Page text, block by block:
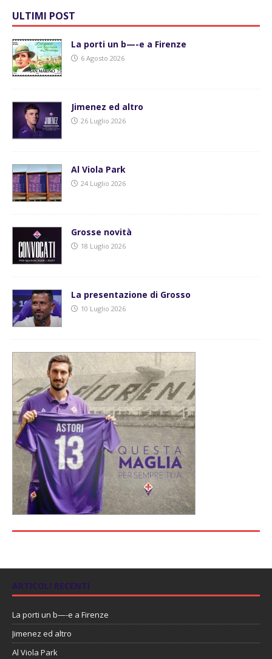
ULTIMI POST
La porti un b—-e a Firenze
6 Agosto 2026
Jimenez ed altro
26 Luglio 2026
Al Viola Park
24 Luglio 2026
Grosse novità
18 Luglio 2026
La presentazione di Grosso
10 Luglio 2026
ARTICOLI RECENTI
La porti un b—-e a Firenze
Jimenez ed altro
Al Viola Park